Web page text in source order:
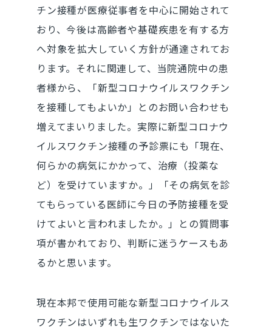
チン接種が医療従事者を中心に開始されて
おり、今後は高齢者や基礎疾患を有する方
へ対象を拡大していく方針が通達されてお
ります。それに関連して、当院通院中の患
者様から、「新型コロナウイルスワクチン
を接種してもよいか」とのお問い合わせも
増えてまいりました。実際に新型コロナウ
イルスワクチン接種の予診票にも「現在、
何らかの病気にかかって、治療（投薬な
ど）を受けていますか。」「その病気を診
てもらっている医師に今日の予防接種を受
けてよいと言われましたか。」との質問事
項が書かれており、判断に迷うケースもあ
るかと思います。
現在本邦で使用可能な新型コロナウイルス
ワクチンはいずれも生ワクチンではないた